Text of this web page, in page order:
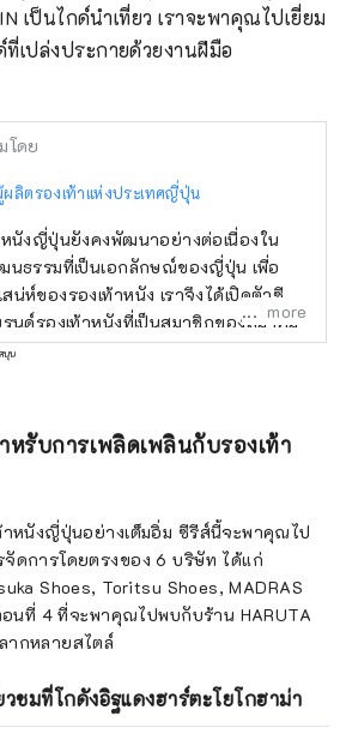
เป็นไกด์นำเที่ยว เราจะพาคุณไปเยี่ยม
เปล่งประกายด้วยงานฝีมือ
โดย
ลิตรองเท้าแห่งประเทศญี่ปุ่น
หนังญี่ปุ่นยังคงพัฒนาอย่างต่อเนื่องใน
นธรรมที่เป็นเอกลักษณ์ของญี่ปุ่น เพื่อ
น่ห์ของรองเท้าหนัง เราจึงได้เปิดตัวซีรีส์
รนด์รองเท้าหนังที่เป็นสมาชิกของสมาคม
งเท้าแห่งประเทศญี่ปุ่น! โดยมีอินฟลูเอน
ด้วยฝีมือการผลิต
more
นุน
หรับการเพลิดเพลินกับรองเท้า
าหนังญี่ปุ่นอย่างเต็มอิ่ม ซีรีส์นี้จะพาคุณไป
ดการโดยตรงของ 6 บริษัท ได้แก่
Shoes, Toritsu Shoes, MADRAS
อนที่ 4 ที่จะพาคุณไปพบกับร้าน HARUTA
ากหลายสไตล์
วชมที่โกดังอิฐแดงฮาร์ตะโยโกฮาม่า